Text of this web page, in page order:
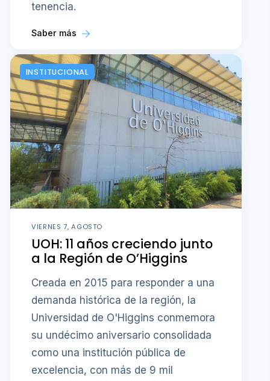
tenencia.
Saber más
INSTITUCIONAL
VIERNES 7, AGOSTO
UOH: 11 años creciendo junto
a la Región de O’Higgins
Creada en 2015 para responder a una
demanda histórica de la región, la
Universidad de O'Higgins conmemora
su undécimo aniversario consolidada
como una institución pública de
excelencia, con más de 9 mil